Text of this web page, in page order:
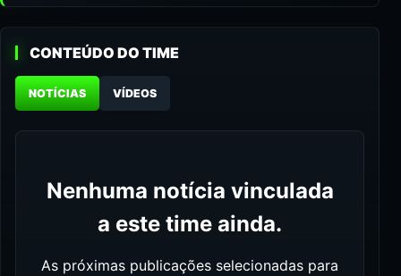
CONTEÚDO DO TIME
NOTÍCIAS VÍDEOS
Nenhuma notícia vinculada
a este time ainda.
As próximas publicações selecionadas para